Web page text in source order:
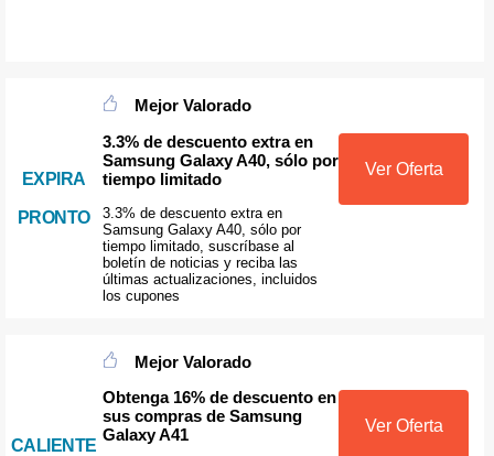
EXPIRA
PRONTO
Mejor Valorado
3.3% de descuento extra en
Samsung Galaxy A40, sólo por
tiempo limitado
3.3% de descuento extra en
Samsung Galaxy A40, sólo por
tiempo limitado, suscríbase al
boletín de noticias y reciba las
últimas actualizaciones, incluidos
los cupones
Ver Oferta
CALIENTE
Mejor Valorado
Obtenga 16% de descuento en
sus compras de Samsung
Galaxy A41
Ver Oferta